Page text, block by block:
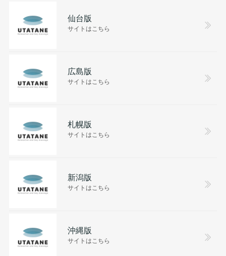
仙台版
サイトはこちら
広島版
サイトはこちら
札幌版
サイトはこちら
新潟版
サイトはこちら
沖縄版
サイトはこちら